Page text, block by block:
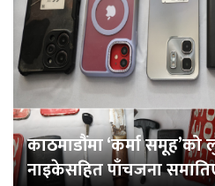
काठमाडौंमा ‘कर्मा
नाइकेसहित पाँचजना